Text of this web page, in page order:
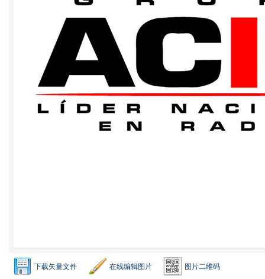
下载矢量文件 在线编辑图片 图片二维码